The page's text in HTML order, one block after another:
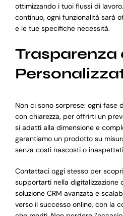
ottimizzando i tuoi flussi di
continuo, ogni funzionalità sarà
e le tue specifiche necessità.
Trasparenza
Non ci sono sorprese: ogni fase
con chiarezza, per offrirti un
si adatti alla dimensione e
garantiamo un prodotto su
senza costi nascosti o
Contattaci oggi stesso per
supportarti nella digitalizzazione
soluzione CRM avanzata e
verso il successo online, con la